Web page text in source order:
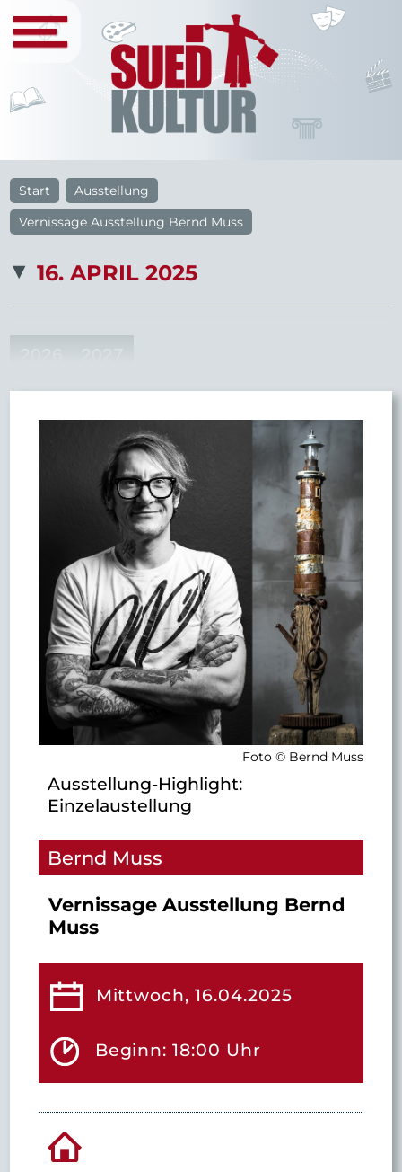
Start
Ausstellung
Vernissage Ausstellung Bernd Muss
16. APRIL 2025
Foto © Bernd Muss
Ausstellung-Highlight:
Einzelaustellung
Bernd Muss
Vernissage Ausstellung Bernd
Muss
Mittwoch, 16.04.2025
Beginn: 18:00 Uhr